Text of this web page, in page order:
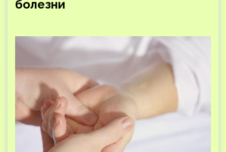
болезни